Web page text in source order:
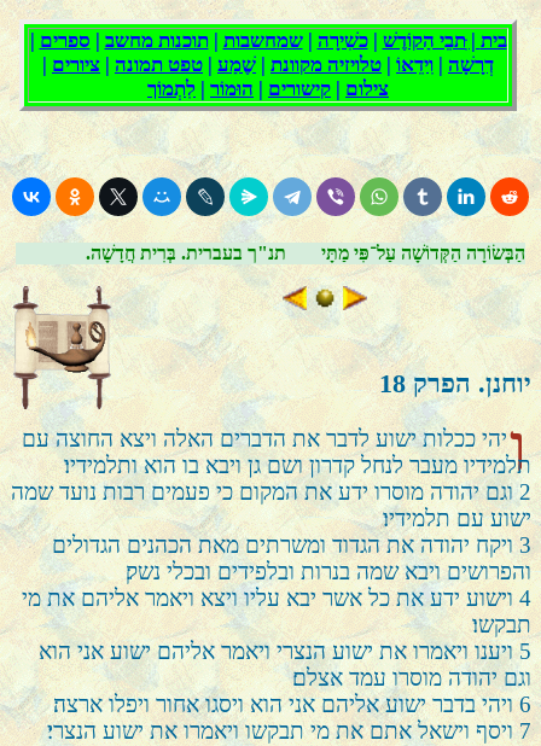
.תנ"ך בעברית. בְּרִית חֲדָשָׁה הַבְּשׂוֹרָה הַקְּדוֹשָׁה עַל־פִּי מַתָּי
יוחנן. הפרק18
ויהי ככלות ישוע לדבר את הדברים האלה ויצא החוצה עם
תלמידיו מעבר לנחל קדרון ושם גן ויבא בו הוא ותלמידיו׃
2 וגם יהודה מוסרו ידע את המקום כי פעמים רבות נועד שמה
ישוע עם תלמידיו׃
3 ויקח יהודה את הגדוד ומשרתים מאת הכהנים הגדולים
והפרושים ויבא שמה בנרות ובלפידים ובכלי נשק׃
4 וישוע ידע את כל אשר יבא עליו ויצא ויאמר אליהם את מי
תבקשו׃
5 ויענו ויאמרו את ישוע הנצרי ויאמר אליהם ישוע אני הוא
וגם יהודה מוסרו עמד אצלם׃
6 ויהי בדבר ישוע אליהם אני הוא ויסגו אחור ויפלו ארצה׃
7 ויסף וישאל אתם את מי תבקשו ויאמרו את ישוע הנצרי׃